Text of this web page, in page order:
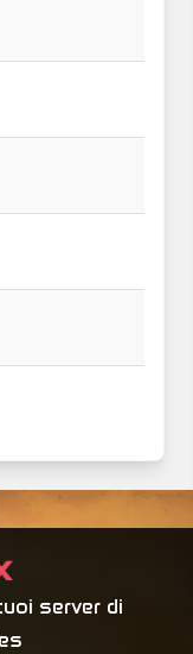
server di